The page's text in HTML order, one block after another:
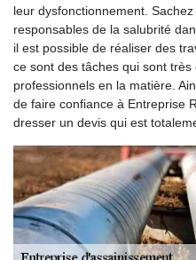
leur dysfonctionnement.
responsables de la salubrité
il est possible de réaliser des
ce sont des tâches qui sont
professionnels en la matière.
de faire confiance à Entreprise
dresser un devis qui est